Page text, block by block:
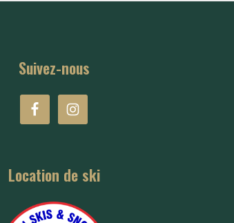
Suivez-nous
Location de ski